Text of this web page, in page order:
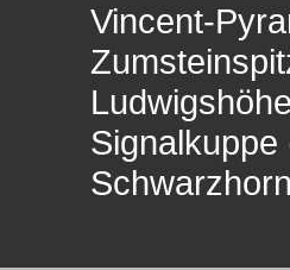
Vincent-
Signalkuppe